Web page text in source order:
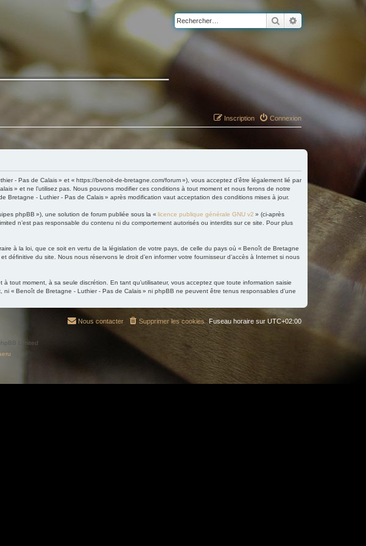
Rechercher
Connexion
Inscription
- Pas de Calais » et « https://benoit-de-bretagne.com/forum »), vous acceptez d’être légalement lié par
» et ne l’utilisez pas. Nous pouvons modifier ces conditions à tout moment et nous ferons de notre
- Luthier - Pas de Calais » après modification vaut acceptation des conditions mises à jour.
phpBB »), une solution de forum publiée sous la « licence publique générale GNU v2 » (ci-après
n’est pas responsable du contenu ni du comportement autorisés ou interdits sur ce site. Pour plus
à la loi, que ce soit en vertu de la législation de votre pays, de celle du pays où « Benoît de Bretagne
du site. Nous nous réservons le droit d’en informer votre fournisseur d’accès à Internet si nous
tout moment, à sa seule discrétion. En tant qu’utilisateur, vous acceptez que toute information saisie
« Benoît de Bretagne - Luthier - Pas de Calais » ni phpBB ne peuvent être tenus responsables d’une
Fuseau horaire sur UTC+02:00
Supprimer les cookies
Nous contacter
Limited